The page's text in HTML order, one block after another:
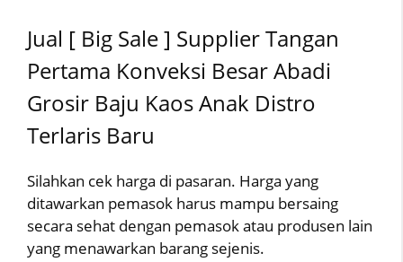
Jual [ Big Sale ] Supplier Tangan
Pertama Konveksi Besar Abadi
Grosir Baju Kaos Anak Distro
Terlaris Baru
Silahkan cek harga di pasaran. Harga yang
ditawarkan pemasok harus mampu bersaing
secara sehat dengan pemasok atau produsen lain
yang menawarkan barang sejenis.